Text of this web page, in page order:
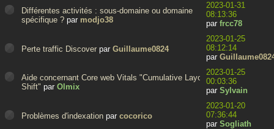
Différentes activités : sous-domaine ou domaine
spécifique ? par modjo38
2023-01-31
08:13:36
par frcc78
Perte traffic Discover parGuillaume0824
2023-01-25
08:12:14
par
Aide concernant Core web Vitals "Cumulative Layout
Shift" parOlmix
2023-01-25
00:03:36
par Sylvain
Problèmes d'indexation parcocorico
2023-01-20
07:36:44
par Sogliath